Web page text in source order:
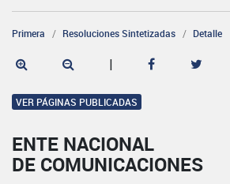
Primera Resoluciones Sintetizadas Detalle
|
VER PÁGINAS PUBLICADAS
ENTE NACIONAL
DE COMUNICACIONES